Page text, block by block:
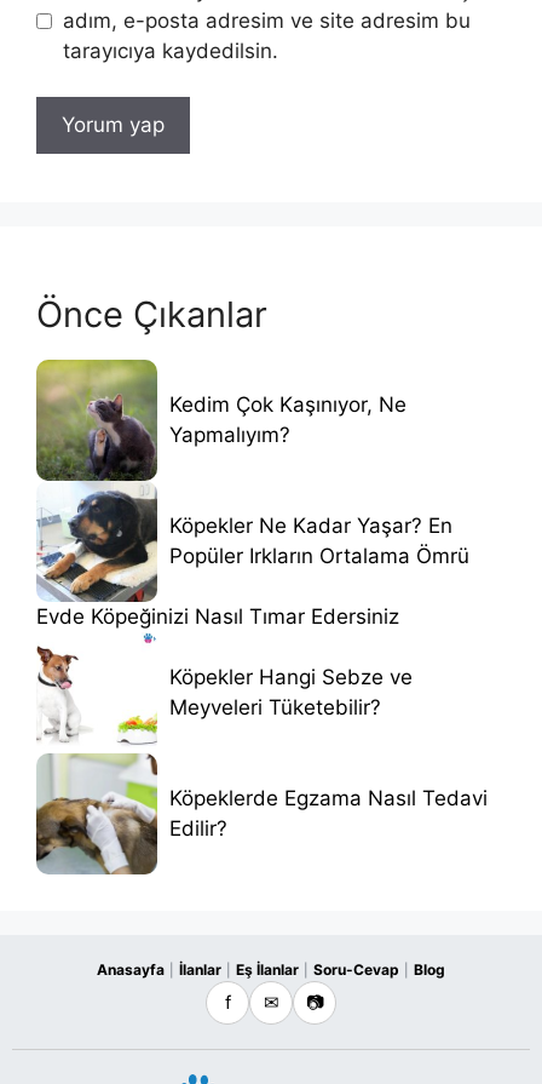
adım, e-posta adresim ve site adresim bu
tarayıcıya kaydedilsin.
Önce Çıkanlar
Kedim Çok Kaşınıyor, Ne
Yapmalıyım?
Köpekler Ne Kadar Yaşar? En
Popüler Irkların Ortalama Ömrü
Evde Köpeğinizi Nasıl Tımar Edersiniz
Köpekler Hangi Sebze ve
Meyveleri Tüketebilir?
Köpeklerde Egzama Nasıl Tedavi
Edilir?
Anasayfa İlanlar Eş İlanlar Soru-Cevap Blog
f ✉ 📷